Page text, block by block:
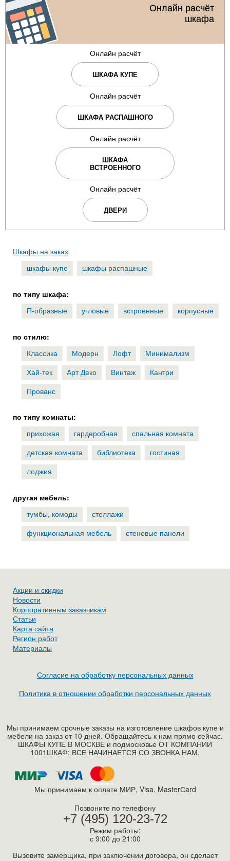
Онлайн расчёт
шкафа
Онлайн расчёт
ШКАФА КУПЕ
Онлайн расчёт
ШКАФА РАСПАШНОГО
Онлайн расчёт
ШКАФА
ВСТРОЕННОГО
Онлайн расчёт
ДВЕРИ
Шкафы на заказ
шкафы купе
шкафы распашные
по типу шкафа:
П-образные
угловые встроенные корпусные
по стилю:
Классика
Модерн Лофт
Минимализм
Хай-тек
Арт Деко Винтаж
Кантри
Прованс
по типу комнаты:
прихожая
гардеробная
спальная комната
детская комната
библиотека
гостиная
лоджия
другая мебель:
тумбы, комоды
стеллажи
функциональная мебель
стеновые панели
Акции и скидки
Новости
Корпоративным заказчикам
Статьи
Карта сайта
Регион работ
Материалы
Согласие на обработку персональных данных
Политика в отношении обработки персональных данных
Мы принимаем срочные заказы на изготовление шкафов купе и
мебели на заказ от 10 дней. Обращайтесь к нам прямо сейчас.
ШКАФЫ КУПЕ В МОСКВЕ и подмосковье ОТ КОМПАНИИ
1001ШКАФ: ВСЕ НАЧИНАЕТСЯ СО ЗВОНКА НАМ.
Мы принимаем к оплате МИР, Visa, MasterСard
Позвоните по телефону
+7 (495) 120-23-72
Режим работы:
с 9:00 до 21:00
Вызовите замерщика, при заключении договора, он сделает